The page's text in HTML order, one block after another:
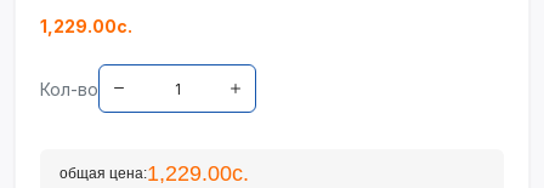
1,229.00с.
Кол-во
общая цена:1,229.00с.